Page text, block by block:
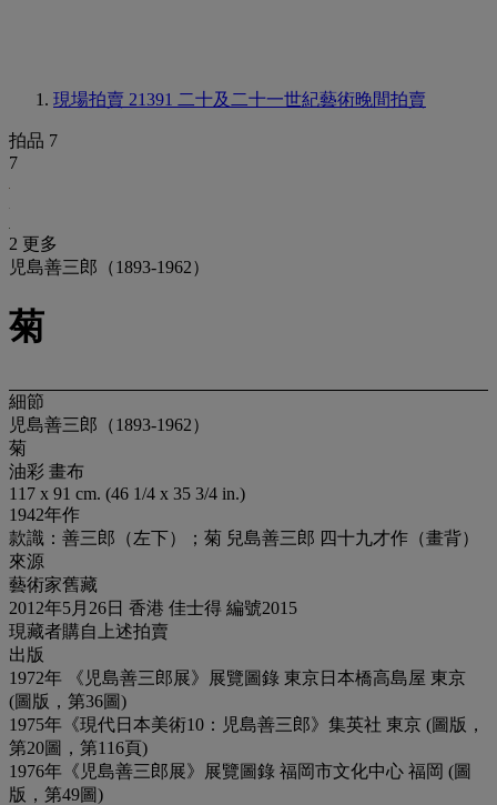
現場拍賣 21391 二十及二十一世紀藝術晚間拍賣
拍品 7
7
2 更多
児島善三郎（1893-1962）
菊
細節
児島善三郎（1893-1962）
菊
油彩 畫布
117 x 91 cm. (46 1/4 x 35 3/4 in.)
1942年作
款識：善三郎（左下）；菊 兒島善三郎 四十九才作（畫背）
來源
藝術家舊藏
2012年5月26日 香港 佳士得 編號2015
現藏者購自上述拍賣
出版
1972年 《児島善三郎展》展覽圖錄 東京日本橋高島屋 東京
(圖版，第36圖)
1975年《現代日本美術10：児島善三郎》集英社 東京 (圖版，
第20圖，第116頁)
1976年《児島善三郎展》展覽圖錄 福岡市文化中心 福岡 (圖
版，第49圖)